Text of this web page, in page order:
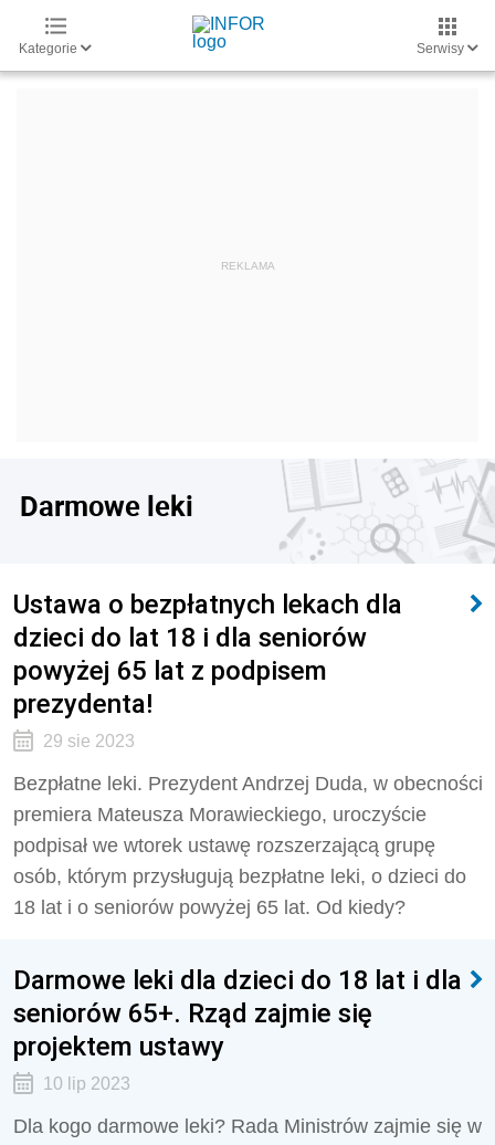
Kategorie Serwisy
Darmowe leki
Ustawa o bezpłatnych lekach dla
dzieci do lat 18 i dla seniorów
powyżej 65 lat z podpisem
prezydenta!
29 sie 2023
Bezpłatne leki. Prezydent Andrzej Duda, w obecności
premiera Mateusza Morawieckiego, uroczyście
podpisał we wtorek ustawę rozszerzającą grupę
osób, którym przysługują bezpłatne leki, o dzieci do
18 lat i o seniorów powyżej 65 lat. Od kiedy?
Darmowe leki dla dzieci do 18 lat i dla
seniorów 65+. Rząd zajmie się
projektem ustawy
10 lip 2023
Dla kogo darmowe leki? Rada Ministrów zajmie się w